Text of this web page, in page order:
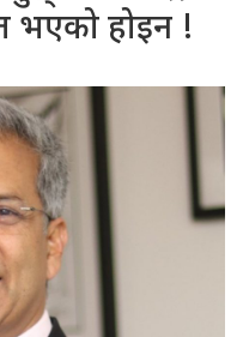
भएको होइन !